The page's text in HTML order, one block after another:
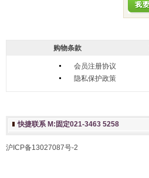
购物条款
会员注册协议
隐私保护政策
快捷联系 M:固定021-3463 5258
沪ICP备13027087号-2